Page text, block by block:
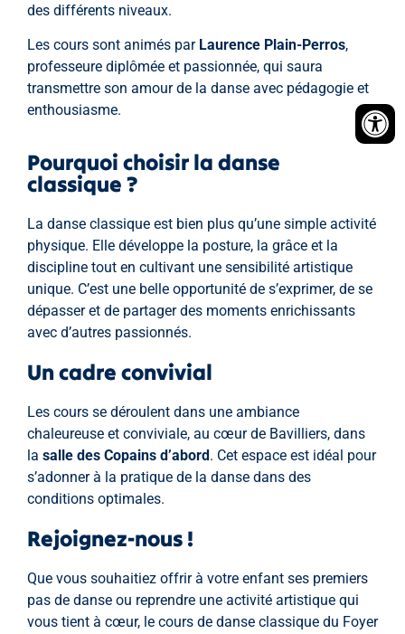
des différents niveaux.
Les cours sont animés par Laurence Plain-Perros,
professeure diplômée et passionnée, qui saura
transmettre son amour de la danse avec pédagogie et
enthousiasme.
Pourquoi choisir la danse
classique ?
La danse classique est bien plus qu’une simple activité
physique. Elle développe la posture, la grâce et la
discipline tout en cultivant une sensibilité artistique
unique. C’est une belle opportunité de s’exprimer, de se
dépasser et de partager des moments enrichissants
avec d’autres passionnés.
Un cadre convivial
Les cours se déroulent dans une ambiance
chaleureuse et conviviale, au cœur de Bavilliers, dans
la salle des Copains d’abord . Cet espace est idéal pour
s’adonner à la pratique de la danse dans des
conditions optimales.
Rejoignez-nous !
Que vous souhaitiez offrir à votre enfant ses premiers
pas de danse ou reprendre une activité artistique qui
vous tient à cœur, le cours de danse classique du Foyer